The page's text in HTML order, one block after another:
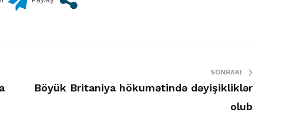
SONRAKI
Böyük Britaniya hökumətində dəyişikliklər
olub